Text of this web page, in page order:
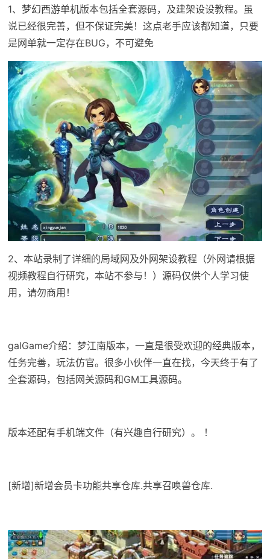
1、 梦幻西游单机版本包括全套源码，及建架设设教程。虽
说已经很完善，但不保证完美！这点老手应该都知道，只要
是网单就一定存在BUG，不可避免
2、本站录制了详细的局域网及外网架设教程（外网请根据
视频教程自行研究，本站不参与！）源码仅供个人学习使
用，请勿商用！
galGame介绍：梦江南版本，一直是很受欢迎的经典版本，
任务完善，玩法仿官。很多小伙伴一直在找，今天终于有了
全套源码，包括网关源码和GM工具源码。
版本还配有手机端文件（有兴趣自行研究）。 ！
[新增]新增会员卡功能共享仓库.共享召唤兽仓库.